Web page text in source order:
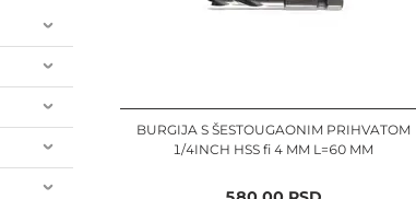
BURGIJA S ŠESTOUGAONIM PRIHVATOM
1/4INCH HSS fi 4 MM L=60 MM